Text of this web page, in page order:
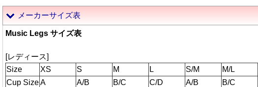
メーカーサイズ表
Music Legs サイズ表
[レディース]
Size
XS S M L S/M M/L
Cup SizeA A/B B/C C/D A/B B/C